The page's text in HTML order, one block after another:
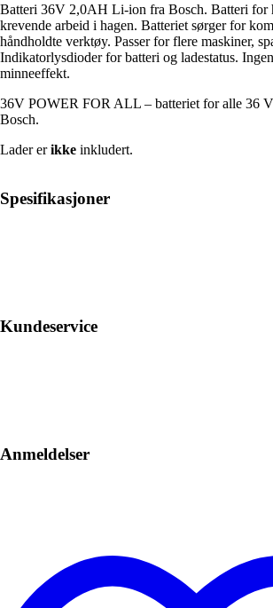
Batteri 36V 2,0AH Li-ion fra Bosch. Batteri for
krevende arbeid i hagen. Batteriet sørger for
håndholdte verktøy. Passer for flere maskiner,
Indikatorlysdioder for batteri og ladestatus.
minneeffekt.
36V POWER FOR ALL – batteriet for alle 36 V
Bosch.
Lader erikke inkludert.
Spesifikasjoner
Kundeservice
Anmeldelser